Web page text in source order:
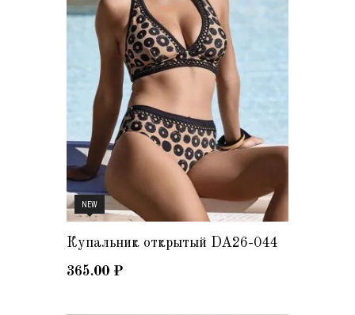
NEW
Купальник открытый DA26-044
365.00 ₽